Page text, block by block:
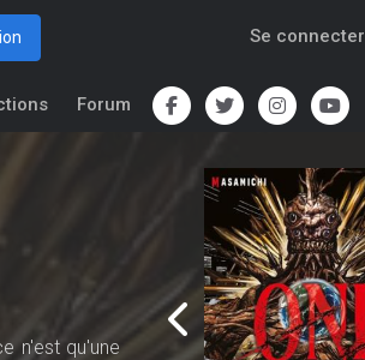
Se connecter
Forum
n'est qu'une